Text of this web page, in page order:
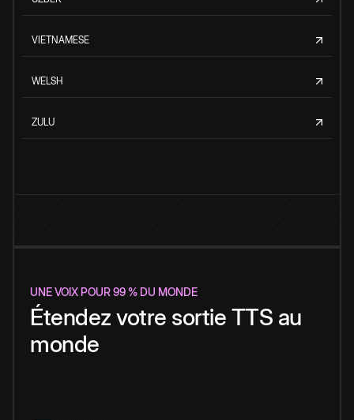
VIETNAMESE
WELSH
ZULU
UNE VOIX POUR 99 % DU MONDE
Étendez votre sortie TTS au
monde